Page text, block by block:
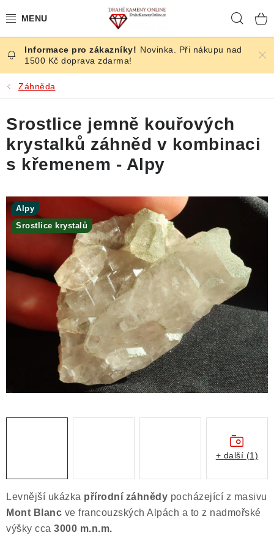
na
ČESKÉ KAMENY
ŠPERKY
KAMENY ZE SVĚTA
BROUŠENÉ
ÚČINKY
ČLÁNKY
NALEZIŠTĚ
NÁŠ PŘÍBĚH
VIDEOGALERIE
Výkup minerálů a drahých kamenů
Formulář pro uplatnění reklamace
Novinka. Při nákupu nad
1500 Kč doprava zdarma!
Záhněda
Levnější ukázka přírodní záhnědy pocházející z masivu
Mont Blanc ve francouzských Alpách a to z nadmořské
výšky cca 3000 m.n.m.
Srostlice jemně kouřových
krystalků záhněd v kombinaci
s křemenem - Alpy
Alpy
Srostlice krystalů
+ další (1)